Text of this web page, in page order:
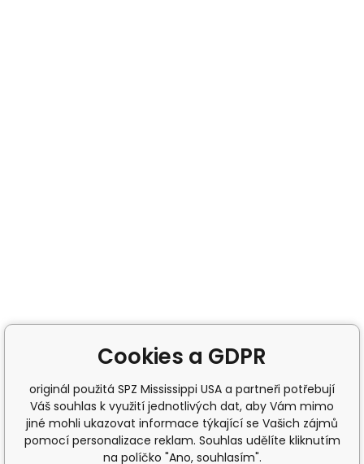
Cookies a GDPR
originál použitá SPZ Mississippi USA a partneři potřebují
Váš souhlas k využití jednotlivých dat, aby Vám mimo
jiné mohli ukazovat informace týkající se Vašich zájmů
pomocí personalizace reklam. Souhlas udělíte kliknutím
na políčko "Ano, souhlasím".